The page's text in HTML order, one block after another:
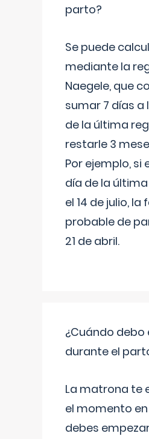
parto?
Se puede
mediante la
Naegele, que
sumar 7 días a
de la última
restarle 3
Por ejemplo, si
día de la
el 14 de julio, la
probable de
21 de abril.
¿Cuándo
durante el
La matrona te
el momento
debes